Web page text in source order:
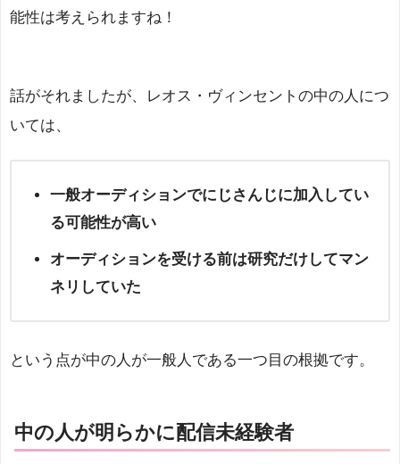
能性は考えられますね！
話がそれましたが、レオス・ヴィンセントの中の人につ
いては、
一般オーディションでにじさんじに加入してい
る可能性が高い
オーディションを受ける前は研究だけしてマン
ネリしていた
という点が中の人が一般人である一つ目の根拠です。
中の人が明らかに配信未経験者